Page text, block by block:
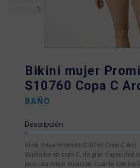
Bikini mujer
S10760 Copa C
BAÑO
Descripción
Bikini mujer Promise S10760 Copa C Aro
Sujetador en copa C, de gran capacidad
para una mejor sujeción. Cuenta con los